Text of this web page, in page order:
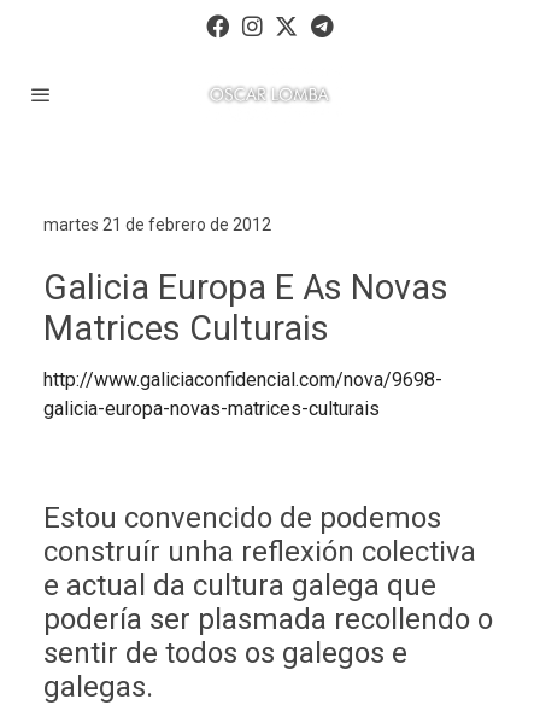
martes 21 de febrero de 2012
Galicia Europa E As Novas
Matrices Culturais
http://www.galiciaconfidencial.com/nova/9698-
galicia-europa-novas-matrices-culturais
Estou convencido de podemos
construír unha reflexión colectiva
e actual da cultura galega que
podería ser plasmada recollendo o
sentir de todos os galegos e
galegas.